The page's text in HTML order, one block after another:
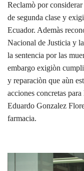
Reclamò por
de segunda clase y
Ecuador. Ademàs
Nacional de Justicia y
la sentencia por las
embargo exigiòn
y reparaciòn que aùn
acciones concretas
Eduardo Gonzalez
farmacia.